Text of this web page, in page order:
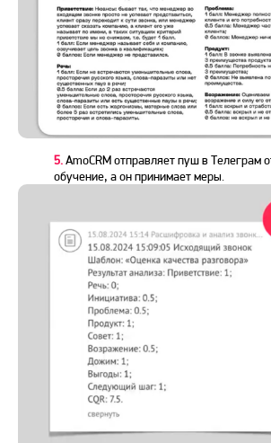
5.АmoCRM отправляет пуш в Телеграм
обучение, а он принимает меры.